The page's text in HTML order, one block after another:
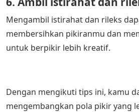
Mengambil istirahat dan rileks
membersihkan pikiranmu dan
untuk berpikir lebih kreatif.
Dengan mengikuti tips ini, kamu
mengembangkan pola pikir yang